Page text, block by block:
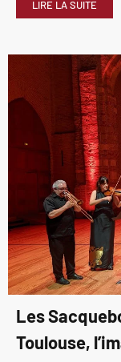
LIRE LA SUITE
Les
Toulouse,